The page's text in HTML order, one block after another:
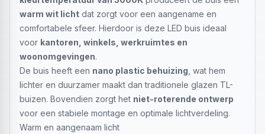
warm wit licht dat zorgt voor een aangename en
comfortabele sfeer. Hierdoor is deze LED buis ideaal
voor kantoren, winkels, werkruimtes en
woonomgevingen.
De buis heeft een nano plastic behuizing , wat hem
lichter en duurzamer maakt dan traditionele glazen TL-
buizen. Bovendien zorgt het niet-roterende ontwerp
voor een stabiele montage en optimale lichtverdeling.
Warm en aangenaam licht